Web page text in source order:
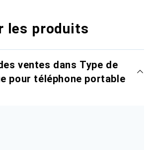
les produits
ventes dans Type de
pour téléphone portable